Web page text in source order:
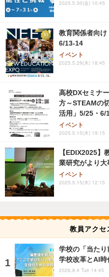
2025.5.30(金) 10:45
教育関係者向
6/13-14
イベント
2025.5.29(木) 18:45
高校DXセミナ
方～STEAMの
活用」5/25・6/
イベント
2025.5.15(木) 19:15
【EDIX2025】
業研究がより
イベント
2025.5.15(木) 12:15
教員アクセ
学校の「当た
学校改革とAI時
2026.8.4 Tue 14:45